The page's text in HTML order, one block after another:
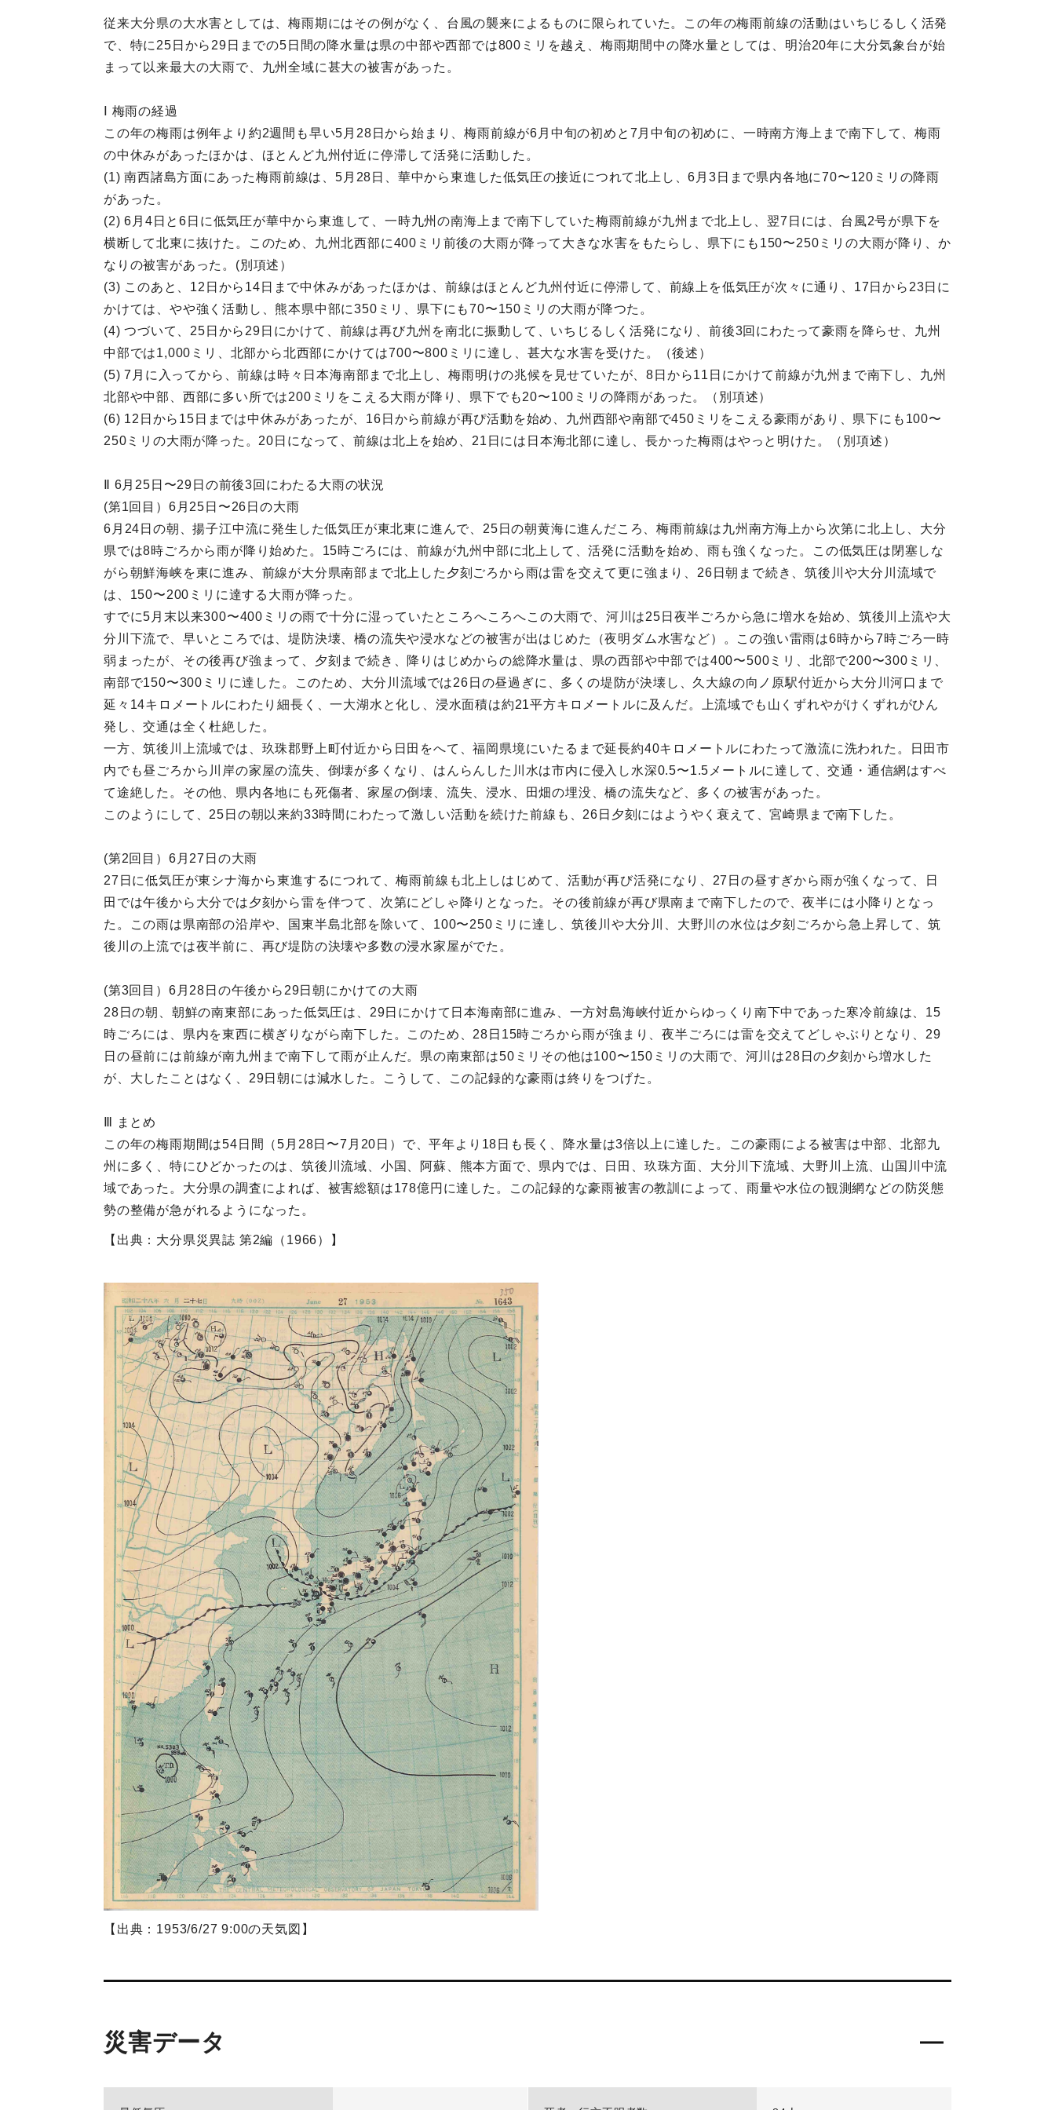
従来大分県の大水害としては、梅雨期にはその例がなく、台風の襲来によるものに限られていた。この年の梅雨前線の活動はいちじるしく活発
で、特に25日から29日までの5日間の降水量は県の中部や西部では800ミリを越え、梅雨期間中の降水量としては、明治20年に大分気象台が始
まって以来最大の大雨で、九州全域に甚大の被害があった。
Ⅰ 梅雨の経過
この年の梅雨は例年より約2週間も早い5月28日から始まり、梅雨前線が6月中旬の初めと7月中旬の初めに、一時南方海上まで南下して、梅雨
の中休みがあったほかは、ほとんど九州付近に停滞して活発に活動した。
(1) 南西諸島方面にあった梅雨前線は、5月28日、華中から東進した低気圧の接近につれて北上し、6月3日まで県内各地に70〜120ミリの降雨
があった。
(2) 6月4日と6日に低気圧が華中から東進して、一時九州の南海上まで南下していた梅雨前線が九州まで北上し、翌7日には、台風2号が県下を
横断して北東に抜けた。このため、九州北西部に400ミリ前後の大雨が降って大きな水害をもたらし、県下にも150〜250ミリの大雨が降り、か
なりの被害があった。(別項述）
(3) このあと、12日から14日まで中休みがあったほかは、前線はほとんど九州付近に停滞して、前線上を低気圧が次々に通り、17日から23日に
かけては、やや強く活動し、熊本県中部に350ミリ、県下にも70〜150ミリの大雨が降つた。
(4) つづいて、25日から29日にかけて、前線は再び九州を南北に振動して、いちじるしく活発になり、前後3回にわたって豪雨を降らせ、九州
中部では1,000ミリ、北部から北西部にかけては700〜800ミリに達し、甚大な水害を受けた。（後述）
(5) 7月に入ってから、前線は時々日本海南部まで北上し、梅雨明けの兆候を見せていたが、8日から11日にかけて前線が九州まで南下し、九州
北部や中部、西部に多い所では200ミリをこえる大雨が降り、県下でも20〜100ミリの降雨があった。（別項述）
(6) 12日から15日までは中休みがあったが、16日から前線が再ぴ活動を始め、九州西部や南部で450ミリをこえる豪雨があり、県下にも100〜
250ミリの大雨が降った。20日になって、前線は北上を始め、21日には日本海北部に達し、長かった梅雨はやっと明けた。（別項述）
Ⅱ 6月25日〜29日の前後3回にわたる大雨の状況
(第1回目）6月25日〜26日の大雨
6月24日の朝、揚子江中流に発生した低気圧が東北東に進んで、25日の朝黄海に進んだころ、梅雨前線は九州南方海上から次第に北上し、大分
県では8時ごろから雨が降り始めた。15時ごろには、前線が九州中部に北上して、活発に活動を始め、雨も強くなった。この低気圧は閉塞しな
がら朝鮮海峡を東に進み、前線が大分県南部まで北上した夕刻ごろから雨は雷を交えて更に強まり、26日朝まで続き、筑後川や大分川流域で
は、150〜200ミリに達する大雨が降った。
すでに5月末以来300〜400ミリの雨で十分に湿っていたところへころへこの大雨で、河川は25日夜半ごろから急に増水を始め、筑後川上流や大
分川下流で、早いところでは、堤防決壊、橋の流失や浸水などの被害が出はじめた（夜明ダム水害など）。この強い雷雨は6時から7時ごろ一時
弱まったが、その後再び強まって、夕刻まで続き、降りはじめからの総降水量は、県の西部や中部では400〜500ミリ、北部で200〜300ミリ、
南部で150〜300ミリに達した。このため、大分川流域では26日の昼過ぎに、多くの堤防が決壊し、久大線の向ノ原駅付近から大分川河口まで
延々14キロメートルにわたり細長く、一大湖水と化し、浸水面積は約21平方キロメートルに及んだ。上流域でも山くずれやがけくずれがひん
発し、交通は全く杜絶した。
一方、筑後川上流域では、玖珠郡野上町付近から日田をへて、福岡県境にいたるまで延長約40キロメートルにわたって激流に洗われた。日田市
内でも昼ごろから川岸の家屋の流失、倒壊が多くなり、はんらんした川水は市内に侵入し水深0.5〜1.5メートルに達して、交通・通信網はすべ
て途絶した。その他、県内各地にも死傷者、家屋の倒壊、流失、浸水、田畑の埋没、橋の流失など、多くの被害があった。
このようにして、25日の朝以来約33時間にわたって激しい活動を続けた前線も、26日夕刻にはようやく衰えて、宮崎県まで南下した。
(第2回目）6月27日の大雨
27日に低気圧が東シナ海から東進するにつれて、梅雨前線も北上しはじめて、活動が再び活発になり、27日の昼すぎから雨が強くなって、日
田では午後から大分では夕刻から雷を伴つて、次第にどしゃ降りとなった。その後前線が再び県南まで南下したので、夜半には小降りとなっ
た。この雨は県南部の沿岸や、国東半島北部を除いて、100〜250ミリに達し、筑後川や大分川、大野川の水位は夕刻ごろから急上昇して、筑
後川の上流では夜半前に、再び堤防の決壊や多数の浸水家屋がでた。
(第3回目）6月28日の午後から29日朝にかけての大雨
28日の朝、朝鮮の南東部にあった低気圧は、29日にかけて日本海南部に進み、一方対島海峡付近からゆっくり南下中であった寒冷前線は、15
時ごろには、県内を東西に横ぎりながら南下した。このため、28日15時ごろから雨が強まり、夜半ごろには雷を交えてどしゃぶりとなり、29
日の昼前には前線が南九州まで南下して雨が止んだ。県の南東部は50ミリその他は100〜150ミリの大雨で、河川は28日の夕刻から増水した
が、大したことはなく、29日朝には減水した。こうして、この記録的な豪雨は終りをつげた。
Ⅲ まとめ
この年の梅雨期間は54日間（5月28日〜7月20日）で、平年より18日も長く、降水量は3倍以上に達した。この豪雨による被害は中部、北部九
州に多く、特にひどかったのは、筑後川流域、小国、阿蘇、熊本方面で、県内では、日田、玖珠方面、大分川下流域、大野川上流、山国川中流
域であった。大分県の調査によれば、被害総額は178億円に達した。この記録的な豪雨被害の教訓によって、雨量や水位の観測網などの防災態
勢の整備が急がれるようになった。
【出典：大分県災異誌 第2編（1966）】
【出典：1953/6/27 9:00の天気図】
災害データ